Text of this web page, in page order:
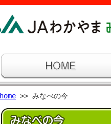
home >> みなべの今